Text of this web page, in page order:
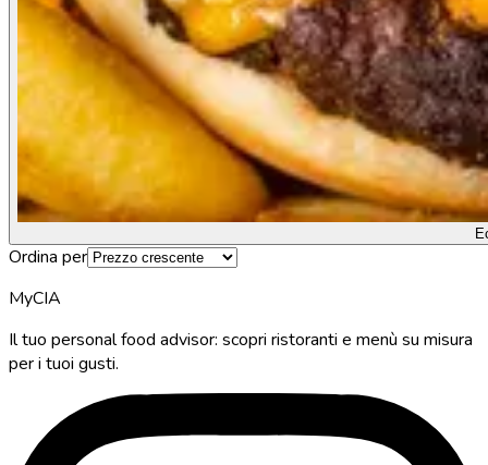
Ordina per
MyCIA
Il tuo personal food advisor: scopri ristoranti e menù su misura
per i tuoi gusti.